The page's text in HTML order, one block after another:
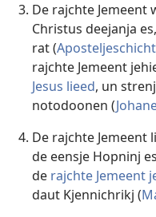
De rajchte Jemeent
Christus deejanja
rat (
rajchte Jemeent
Jesus lieed, un
notodoonen (
De rajchte Jemeent
de eensje Hopninj
de rajchte Jemeent
daut Kjennichrikj (